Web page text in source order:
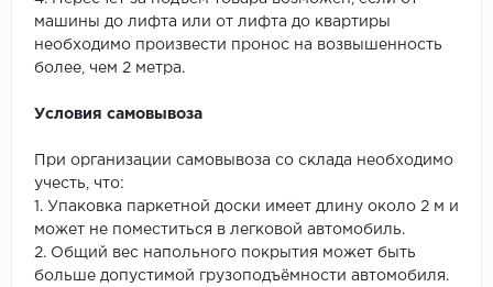
машины до лифта или от лифта до квартиры
необходимо произвести пронос на возвышенность
более, чем 2 метра.
Условия самовывоза
При организации самовывоза со склада необходимо
учесть, что:
1. Упаковка паркетной доски имеет длину около 2 м и
может не поместиться в легковой автомобиль.
2. Общий вес напольного покрытия может быть
больше допустимой грузоподъёмности автомобиля.